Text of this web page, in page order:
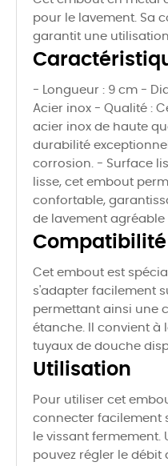
pour le lavement. Sa
garantit une
- Longueur : 9 cm -
Acier inox - Qualité :
acier inox de haute
durabilité
corrosion. - Surface
lisse, cet embout
confortable,
de lavement
Compatibilité
Cet embout est
s'adapter facilement
permettant ainsi une
étanche. Il convient à
tuyaux de douche
Utilisation
Pour utiliser cet
connecter facilement
le vissant fermement.
pouvez régler le débit